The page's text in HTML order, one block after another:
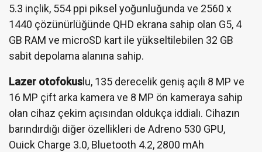
5.3 inçlik, 554 ppi piksel yoğunluğunda ve 2560 x
1440 çözünürlüğünde QHD ekrana sahip olan G5, 4
GB RAM ve microSD kart ile yükseltilebilen 32 GB
sabit depolama alanına sahip.
Lazer otofokuslu, 135 derecelik geniş açılı 8 MP ve
16 MP çift arka kamera ve 8 MP ön kameraya sahip
olan cihaz çekim açısından oldukça iddialı. Cihazın
barındırdığı diğer özellikleri de Adreno 530 GPU,
Ouick Charge 3.0, Bluetooth 4.2, 2800 mAh